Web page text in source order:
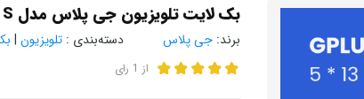
بک لایت تلویزیون جی پلاس مدل 65LQ721S
برند: جی پلاس دسته‌بندی : تلویزیون |
از 1 رای